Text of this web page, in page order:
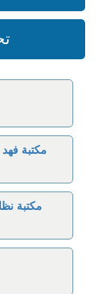
مكتبة
مكتبة